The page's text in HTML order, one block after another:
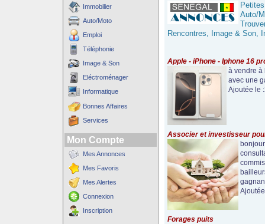
Immobilier
Auto/Moto
Emploi
Téléphonie
Image & Son
Eléctroménager
Informatique
Bonnes Affaires
Services
Mon Compte
Mes Annonces
Mes Favoris
Mes Alertes
Connexion
Inscription
Auto/
Rencontres, Image & Son,
Apple - iPhone - Iphone 16
à vendre à
avec une
Ajoutée le
Associer et investisseur
Forages puits